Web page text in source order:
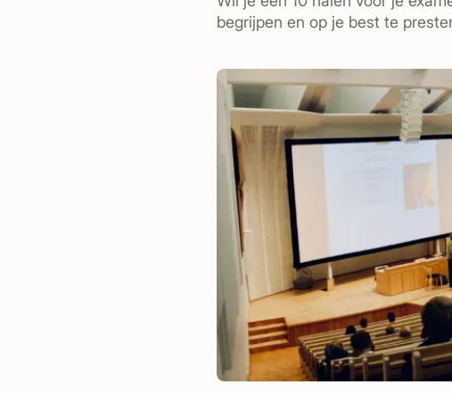
begrijpen en op je best te